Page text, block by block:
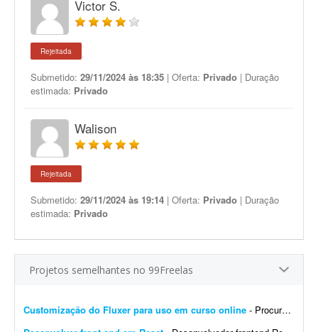
Victor S.
Rejeitada
Submetido: 29/11/2024 às 18:35 | Oferta: Privado | Duração
estimada: Privado
Walison
Rejeitada
Submetido: 29/11/2024 às 19:14 | Oferta: Privado | Duração
estimada: Privado
Projetos semelhantes no 99Freelas
Customização do Fluxer para uso em curso online - Procuro desenvolvedor para fazer algumas customizações na API do Fluxer (fluxer.app) para uso em um curso online. A ideia é manter praticamente toda a estrutura atual da plata...